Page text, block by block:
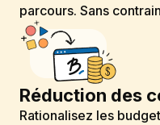
parcours. Sans
Réduction des
Rationalisez les